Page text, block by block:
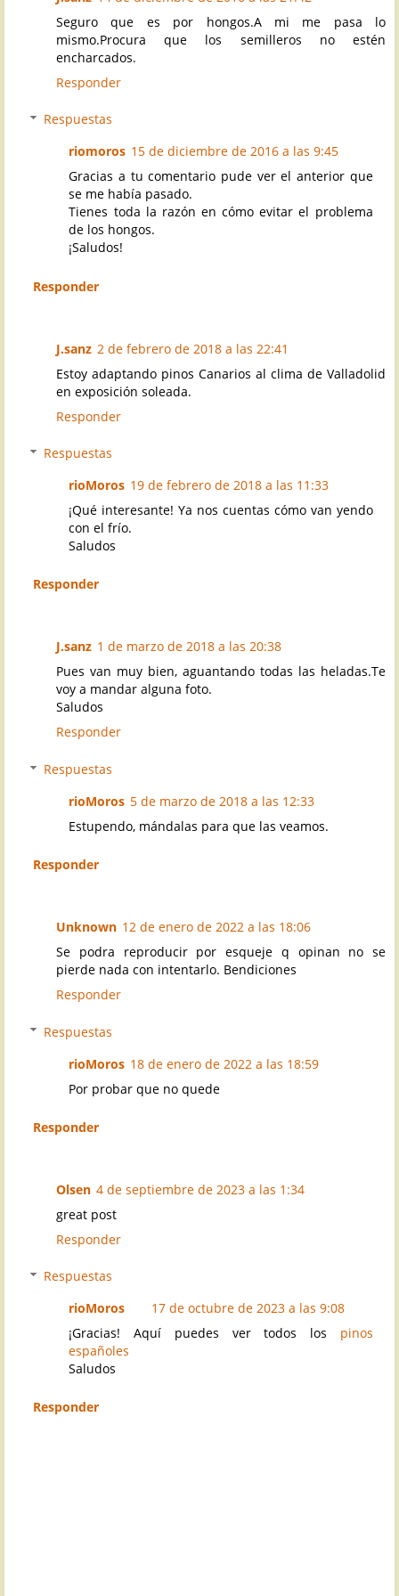
Seguro que es por hongos.A mi me pasa lo
mismo.Procura que los semilleros no estén
encharcados.
Responder
Respuestas
riomoros 15 de diciembre de 2016 a las 9:45
Gracias a tu comentario pude ver el anterior que
se me había pasado.
Tienes toda la razón en cómo evitar el problema
de los hongos.
¡Saludos!
Responder
J.sanz 2 de febrero de 2018 a las 22:41
Estoy adaptando pinos Canarios al clima de Valladolid
en exposición soleada.
Responder
Respuestas
rioMoros 19 de febrero de 2018 a las 11:33
¡Qué interesante! Ya nos cuentas cómo van yendo
con el frío.
Saludos
Responder
J.sanz 1 de marzo de 2018 a las 20:38
Pues van muy bien, aguantando todas las heladas.Te
voy a mandar alguna foto.
Saludos
Responder
Respuestas
rioMoros 5 de marzo de 2018 a las 12:33
Estupendo, mándalas para que las veamos.
Responder
Unknown 12 de enero de 2022 a las 18:06
Se podra reproducir por esqueje q opinan no se
pierde nada con intentarlo. Bendiciones
Responder
Respuestas
rioMoros 18 de enero de 2022 a las 18:59
Por probar que no quede
Responder
Olsen 4 de septiembre de 2023 a las 1:34
great post
Responder
Respuestas
rioMoros
17 de octubre de 2023 a las 9:08
¡Gracias! Aquí puedes ver todos los pinos
españoles
Saludos
Responder